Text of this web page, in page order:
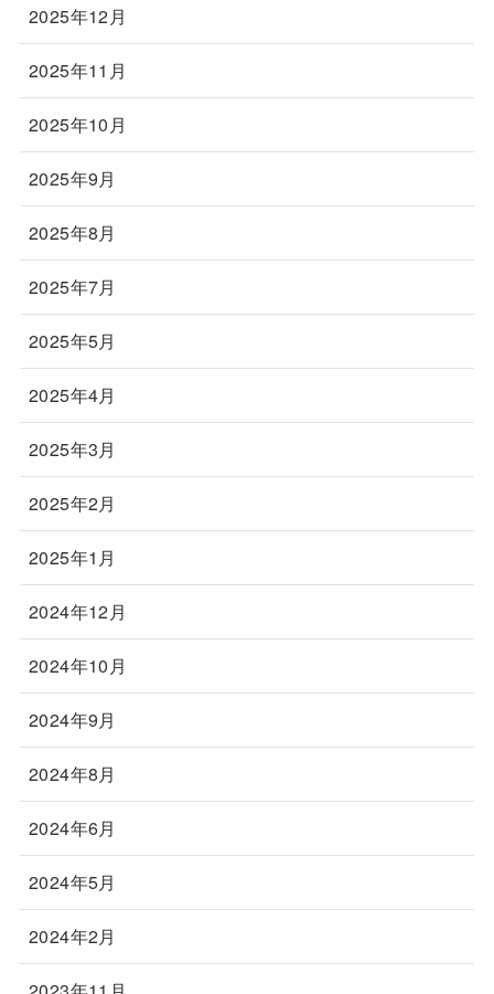
2025年12月
2025年11月
2025年10月
2025年9月
2025年8月
2025年7月
2025年5月
2025年4月
2025年3月
2025年2月
2025年1月
2024年12月
2024年10月
2024年9月
2024年8月
2024年6月
2024年5月
2024年2月